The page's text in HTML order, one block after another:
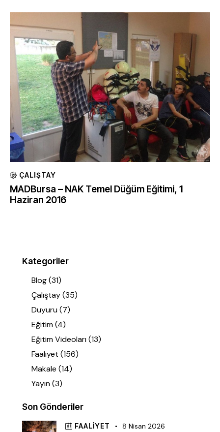
ÇALIŞTAY
MADBursa – NAK Temel Düğüm Eğitimi, 1
Haziran 2016
Kategoriler
Blog(31)
Çalıştay(35)
Duyuru(7)
Eğitim(4)
Eğitim Videoları(13)
Faaliyet (156)
Makale (14)
Yayın(3)
Son Gönderiler
FAALIYET 8 Nisan 2026